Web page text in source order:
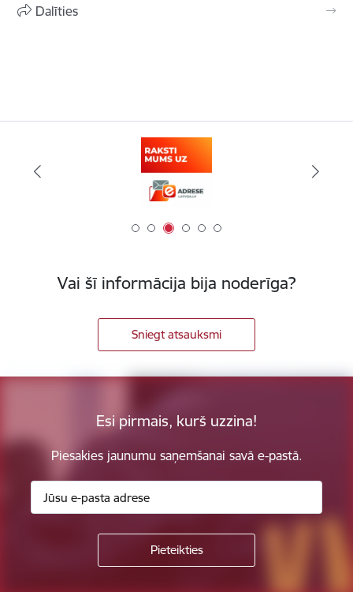
Dalīties
Vai šī informācija bija noderīga?
Sniegt atsauksmi
Esi pirmais, kurš uzzina!
Piesakies jaunumu saņemšanai savā e-pastā.